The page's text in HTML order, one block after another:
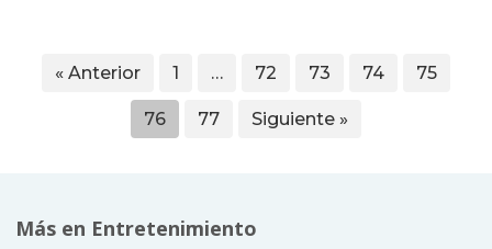
« Anterior 1 … 72 73 74 75
76 77 Siguiente »
Más en Entretenimiento